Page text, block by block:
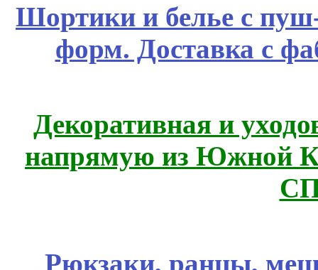
Шортики и белье с
форм. Доставка с
Декоративная и
напрямую из
Рюкзаки, ранцы,